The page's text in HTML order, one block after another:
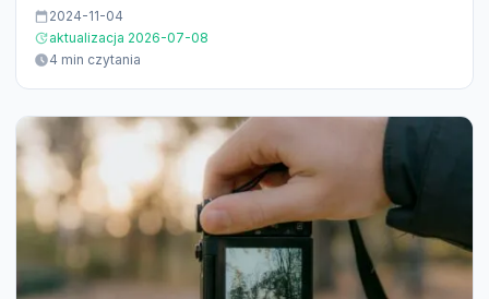
2024-11-04
aktualizacja 2026-07-08
4 min czytania